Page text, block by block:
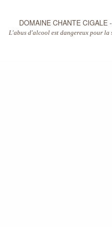
DOMAINE CHANTE CIGALE -
L'abus d'alcool est dangereux pour la